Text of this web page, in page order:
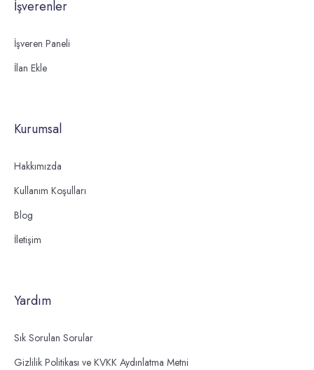
İşverenler
İşveren Paneli
İlan Ekle
Kurumsal
Hakkımızda
Kullanım Koşulları
Blog
İletişim
Yardım
Sık Sorulan Sorular
Gizlilik Politikası ve KVKK Aydınlatma Metni